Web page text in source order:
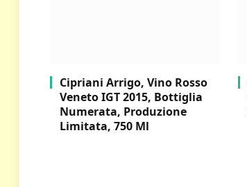
Cipriani Arrigo, Vino Rosso
Veneto IGT 2015, Bottiglia
Numerata, Produzione
Limitata, 750 Ml